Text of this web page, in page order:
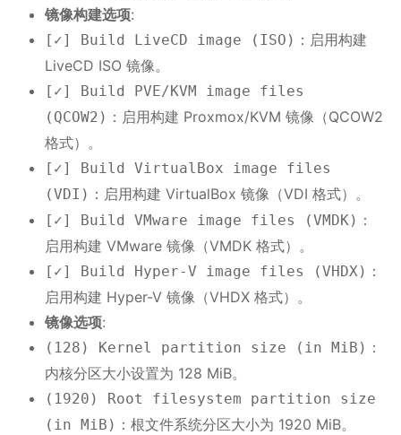
镜像构建选项:
[✓] Build LiveCD image (ISO) ：启用构建
LiveCD ISO 镜像。
[✓] Build PVE/KVM image files
(QCOW2) ：启用构建 Proxmox/KVM 镜像（QCOW2
格式）。
[✓] Build VirtualBox image files
(VDI) ：启用构建 VirtualBox 镜像（VDI 格式）。
[✓] Build VMware image files (VMDK) ：
启用构建 VMware 镜像（VMDK 格式）。
[✓] Build Hyper-V image files (VHDX) ：
启用构建 Hyper-V 镜像（VHDX 格式）。
镜像选项:
(128) Kernel partition size (in MiB) ：
内核分区大小设置为 128 MiB。
(1920) Root filesystem partition size
(in MiB) ：根文件系统分区大小为 1920 MiB。